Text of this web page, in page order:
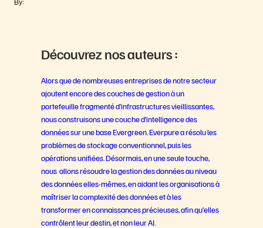
Découvrez nos auteurs :
Alors que de nombreuses entreprises de notre secteur
ajoutent encore des couches de gestion à un
portefeuille fragmenté d’infrastructures vieillissantes,
nous construisons une couche d’intelligence des
données sur une base Evergreen. Everpure a résolu les
problèmes de stockage conventionnel, puis les
opérations unifiées. Désormais, en une seule touche,
nous allons résoudre la gestion des données au niveau
des données elles-mêmes, en aidant les organisations à
maîtriser la complexité des données et à les
transformer en connaissances précieuses, afin qu’elles
contrôlent leur destin, et non leur AI.